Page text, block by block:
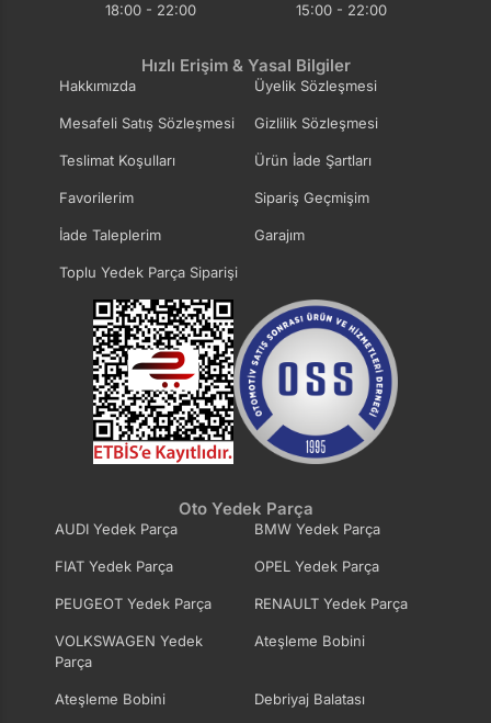
18:00 - 22:00
15:00 - 22:00
Hızlı Erişim & Yasal Bilgiler
Hakkımızda Üyelik Sözleşmesi
Mesafeli Satış Sözleşmesi Gizlilik Sözleşmesi
Teslimat Koşulları Ürün İade Şartları
Favorilerim Sipariş Geçmişim
İade Taleplerim Garajım
Toplu Yedek Parça Siparişi
Oto Yedek Parça
AUDI Yedek Parça BMW Yedek Parça
FIAT Yedek Parça OPEL Yedek Parça
PEUGEOT Yedek Parça RENAULT Yedek Parça
VOLKSWAGEN Yedek
Parça
Ateşleme Bobini
Ateşleme Bobini Debriyaj Balatası